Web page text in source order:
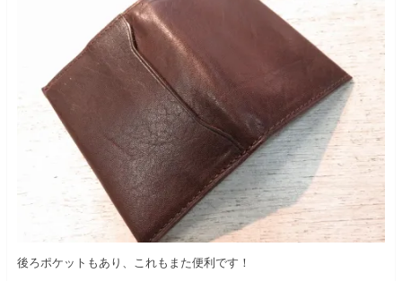
後ろポケットもあり、これもまた便利です！